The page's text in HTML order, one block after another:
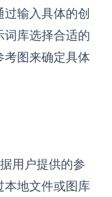
输入具体的创
词库选择合适的
考图来确定具体
用户提供的参
本地文件或图库